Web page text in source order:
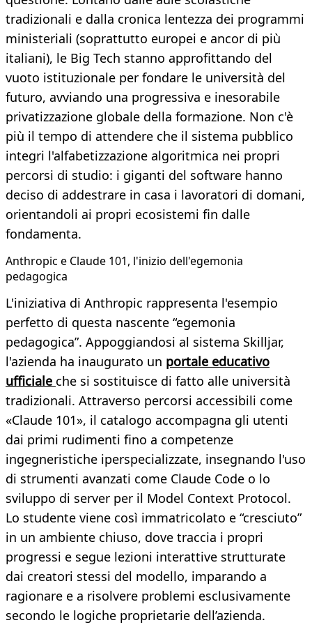
tradizionali e dalla cronica lentezza dei programmi
ministeriali (soprattutto europei e ancor di più
italiani), le Big Tech stanno approfittando del
vuoto istituzionale per fondare le università del
futuro, avviando una progressiva e inesorabile
privatizzazione globale della formazione. Non c'è
più il tempo di attendere che il sistema pubblico
integri l'alfabetizzazione algoritmica nei propri
percorsi di studio: i giganti del software hanno
deciso di addestrare in casa i lavoratori di domani,
orientandoli ai propri ecosistemi fin dalle
fondamenta.
Anthropic e Claude 101, l'inizio dell'egemonia
pedagogica
L'iniziativa di Anthropic rappresenta l'esempio
perfetto di questa nascente “egemonia
pedagogica”. Appoggiandosi al sistema Skilljar,
l'azienda ha inaugurato un portale educativo
ufficiale che si sostituisce di fatto alle università
tradizionali. Attraverso percorsi accessibili come
«Claude 101», il catalogo accompagna gli utenti
dai primi rudimenti fino a competenze
ingegneristiche iperspecializzate, insegnando l'uso
di strumenti avanzati come Claude Code o lo
sviluppo di server per il Model Context Protocol.
Lo studente viene così immatricolato e “cresciuto”
in un ambiente chiuso, dove traccia i propri
progressi e segue lezioni interattive strutturate
dai creatori stessi del modello, imparando a
ragionare e a risolvere problemi esclusivamente
secondo le logiche proprietarie dell’azienda.